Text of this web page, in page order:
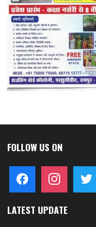
FOLLOW US ON
facebook instagram twitter
LATEST UPDATE